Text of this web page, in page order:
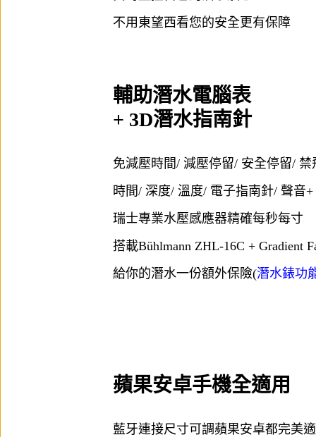
不用東望西看您的安全更有保障
輔助潛水電腦表
+ 3D潛水指南針
免減壓時間/ 減壓停留/ 安全停留/
時間/ 深度/ 溫度/ 電子指南針/ 聲音
瑞士專業水壓感應器精確每秒每寸
搭載Bühlmann ZHL-16C + Gradient
給你的潛水一份額外保險(潛水錶功
蘋果安卓手機全適用
藍牙連接尺寸可調蘋果安卓都完美